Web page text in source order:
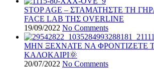
STOP AGE – ΣΤΑΜΑΤΗΣΤΕ ΤΗ
FACE LAB ΤΗΣ OVERLINE
19/09/2022 No Comments
ΜΗΝ ΞΕΧΝΑΤΕ ΝΑ ΦΡΟΝΤΙΖΕΤΕ
ΚΑΛΟΚΑΙΡΙ🌞
20/07/2022 No Comments